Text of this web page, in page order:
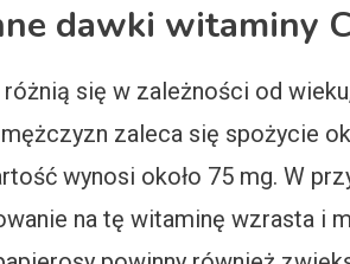
dawki witaminy
się w zależności od
zaleca się spożycie
wynosi około 75 mg. W
na tę witaminę wzrasta i